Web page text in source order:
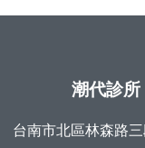
潮代診所
台南市北區林森路